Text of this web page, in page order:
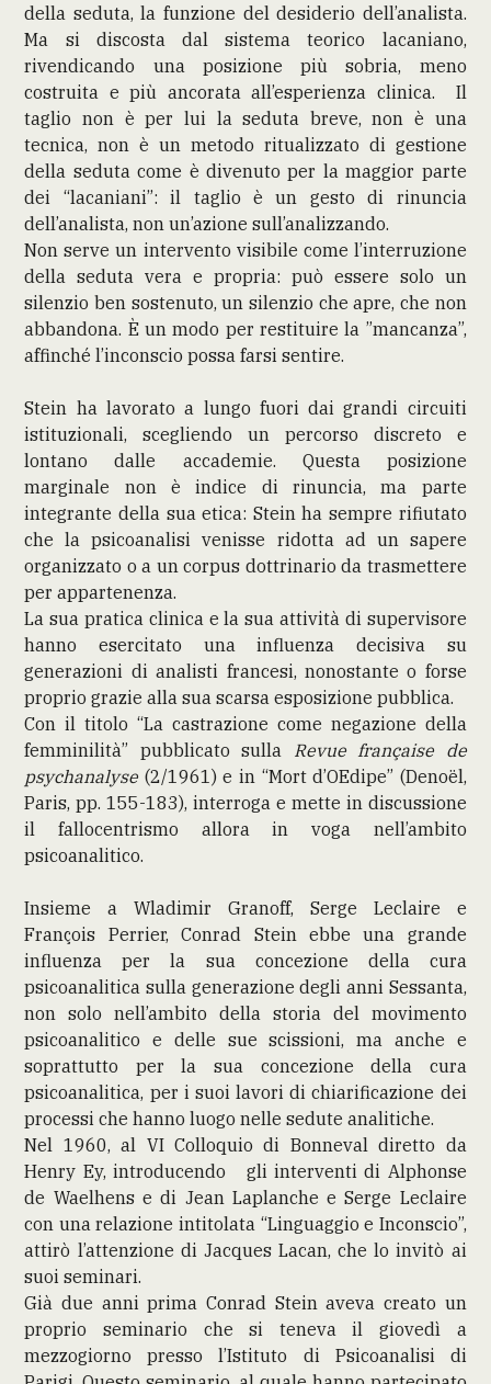
della seduta, la funzione del desiderio dell’analista.
Ma si discosta dal sistema teorico lacaniano,
rivendicando una posizione più sobria, meno
costruita e più ancorata all’esperienza clinica. Il
taglio non è per lui la seduta breve, non è una
tecnica, non è un metodo ritualizzato di gestione
della seduta come è divenuto per la maggior parte
dei “lacaniani”: il taglio è un gesto di rinuncia
dell’analista, non un’azione sull’analizzando.
Non serve un intervento visibile come l’interruzione
della seduta vera e propria: può essere solo un
silenzio ben sostenuto, un silenzio che apre, che non
abbandona. È un modo per restituire la ”mancanza”,
affinché l’inconscio possa farsi sentire.
Stein ha lavorato a lungo fuori dai grandi circuiti
istituzionali, scegliendo un percorso discreto e
lontano dalle accademie. Questa posizione
marginale non è indice di rinuncia, ma parte
integrante della sua etica: Stein ha sempre rifiutato
che la psicoanalisi venisse ridotta ad un sapere
organizzato o a un corpus dottrinario da trasmettere
per appartenenza.
La sua pratica clinica e la sua attività di supervisore
hanno esercitato una influenza decisiva su
generazioni di analisti francesi, nonostante o forse
proprio grazie alla sua scarsa esposizione pubblica.
Con il titolo “La castrazione come negazione della
femminilità” pubblicato sulla Revue française de
psychanalyse(2/1961) e in “Mort d’OEdipe” (Denoël,
Paris, pp. 155-183), interroga e mette in discussione
il fallocentrismo allora in voga nell’ambito
psicoanalitico.
Insieme a Wladimir Granoff, Serge Leclaire e
François Perrier, Conrad Stein ebbe una grande
influenza per la sua concezione della cura
psicoanalitica sulla generazione degli anni Sessanta,
non solo nell’ambito della storia del movimento
psicoanalitico e delle sue scissioni, ma anche e
soprattutto per la sua concezione della cura
psicoanalitica, per i suoi lavori di chiarificazione dei
processi che hanno luogo nelle sedute analitiche.
Nel 1960, al VI Colloquio di Bonneval diretto da
Henry Ey, introducendo gli interventi di Alphonse
de Waelhens e di Jean Laplanche e Serge Leclaire
con una relazione intitolata “Linguaggio e Inconscio”,
attirò l’attenzione di Jacques Lacan, che lo invitò ai
suoi seminari.
Già due anni prima Conrad Stein aveva creato un
proprio seminario che si teneva il giovedì a
mezzogiorno presso l’Istituto di Psicoanalisi di